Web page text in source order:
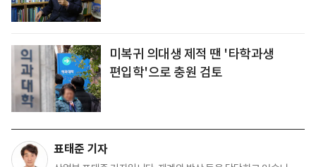
미복귀 의대생 제적 땐 '타학과생
편입학'으로 충원 검토
표태준 기자